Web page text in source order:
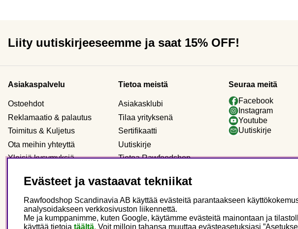
Liity uutiskirjeeseemme ja saat 15% OFF!
Asiakaspalvelu
Ostoehdot
Reklamaatio & palautus
Toimitus & Kuljetus
Ota meihin yhteyttä
Yleisiä kysymyksiä
Henkilökohtaiset tiedot
Tietoa meistä
Asiakasklubi
Tilaa yrityksenä
Sertifikaatti
Uutiskirje
Tietoa Rawfoodshop
Seuraa meitä
Facebook
Instagram
Youtube
Uutiskirje
Finland
Evästeet ja vastaavat tekniikat
Rawfoodshop Scandinavia AB käyttää evästeitä parantaakseen
analysoidakseen verkkosivuston liikennettä.
Me ja kumppanimme, kuten Google, käytämme evästeitä mainontaan ja
käyttää tietoja täältä. Voit milloin tahansa muuttaa evästeasetuksiasi